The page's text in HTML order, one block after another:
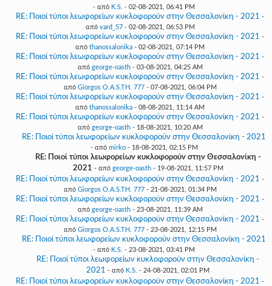
- από K.S. - 02-08-2021, 06:41 PM
RE: Ποιοί τύποι λεωφορείων κυκλοφορούν στην Θεσσαλονίκη - 2021 -
από vard_57- 02-08-2021, 06:53 PM
RE: Ποιοί τύποι λεωφορείων κυκλοφορούν στην Θεσσαλονίκη - 2021 -
από thanossalonika - 02-08-2021, 07:14 PM
RE: Ποιοί τύποι λεωφορείων κυκλοφορούν στην Θεσσαλονίκη - 2021 -
από george-oasth- 03-08-2021, 04:25 AM
RE: Ποιοί τύποι λεωφορείων κυκλοφορούν στην Θεσσαλονίκη - 2021 -
από Giorgos O.A.S.TH. 777- 07-08-2021, 06:04 PM
RE: Ποιοί τύποι λεωφορείων κυκλοφορούν στην Θεσσαλονίκη - 2021 -
από thanossalonika - 08-08-2021, 11:14 AM
RE: Ποιοί τύποι λεωφορείων κυκλοφορούν στην Θεσσαλονίκη - 2021 -
από george-oasth- 18-08-2021, 10:20 AM
RE: Ποιοί τύποι λεωφορείων κυκλοφορούν στην Θεσσαλονίκη - 2021
- από mirko- 18-08-2021, 02:15 PM
RE: Ποιοί τύποι λεωφορείων κυκλοφορούν στην Θεσσαλονίκη -
2021 - από george-oasth- 19-08-2021, 11:57 PM
RE: Ποιοί τύποι λεωφορείων κυκλοφορούν στην Θεσσαλονίκη - 2021 -
από Giorgos O.A.S.TH. 777- 21-08-2021, 01:34 PM
RE: Ποιοί τύποι λεωφορείων κυκλοφορούν στην Θεσσαλονίκη - 2021 -
από george-oasth- 23-08-2021, 11:39 AM
RE: Ποιοί τύποι λεωφορείων κυκλοφορούν στην Θεσσαλονίκη - 2021 -
από Giorgos O.A.S.TH. 777- 23-08-2021, 12:15 PM
RE: Ποιοί τύποι λεωφορείων κυκλοφορούν στην Θεσσαλονίκη - 2021
- από K.S. - 23-08-2021, 03:41 PM
RE: Ποιοί τύποι λεωφορείων κυκλοφορούν στην Θεσσαλονίκη -
2021 - από K.S. - 24-08-2021, 02:01 PM
RE: Ποιοί τύποι λεωφορείων κυκλοφορούν στην Θεσσαλονίκη - 2021 -